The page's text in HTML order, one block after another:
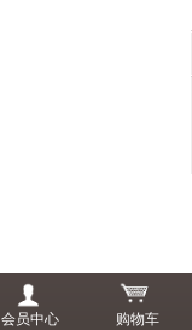
会员中心 购物车